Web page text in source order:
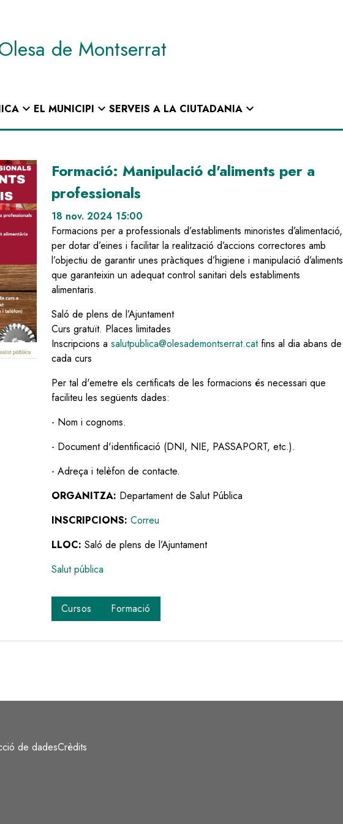
de Montserrat
expand_more EL MUNICIPI expand_more SERVEIS A LA CIUTADANIAexpand_more
Formació: Manipulació d'aliments per a
professionals
18 nov. 2024 15:00
Formacions per a professionals d’establiments minoristes d’alimentació,
per dotar d’eines i facilitar la realització d’accions correctores amb
l’objectiu de garantir unes pràctiques d’higiene i manipulació d’aliments
que garanteixin un adequat control sanitari dels establiments
alimentaris.
Saló de plens de l’Ajuntament
Curs gratuït. Places limitades
Inscripcions a salutpublica@olesademontserrat.catfins al dia abans de
cada curs
Per tal d'emetre els certificats de les formacions és necessari que
faciliteu les següents dades:
- Nom i cognoms.
- Document d'identificació (DNI, NIE, PASSAPORT, etc.).
- Adreça i telèfon de contacte.
ORGANITZA: Departament de Salut Pública
INSCRIPCIONS: Correu
LLOC: Saló de plens de l’Ajuntament
Salut pública
Cursos Formació
de dadesCrèdits